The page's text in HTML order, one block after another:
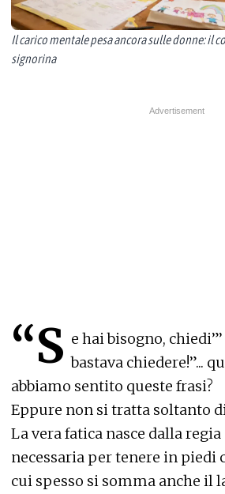
Il carico mentale pesa ancora sulle donne: il
signorina
“S e hai bisogno,
bastava chiedere!”...
abbiamo sentito queste frasi?
Eppure non si tratta soltanto di
La vera fatica nasce dalla
necessaria per tenere in piedi
cui spesso si somma anche il